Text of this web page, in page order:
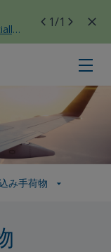
1/1
み手荷物